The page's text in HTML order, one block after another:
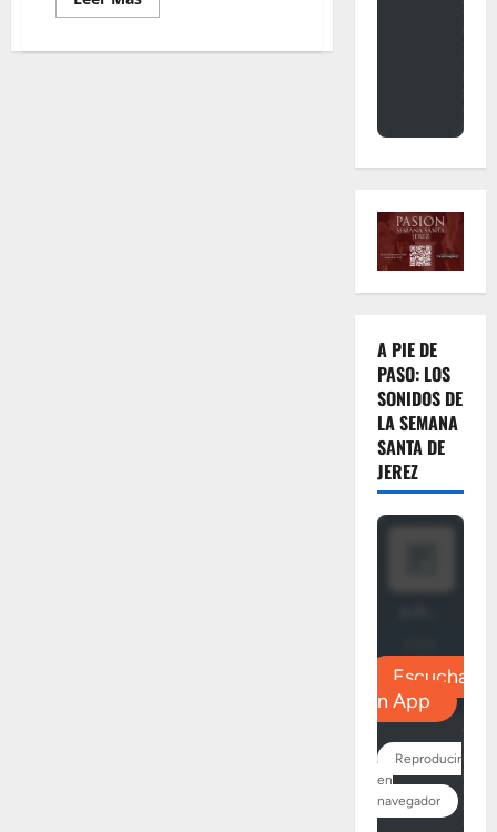
más
Triduo
A PIE DE
PASO: LOS
SONIDOS DE
LA SEMANA
SANTA DE
JEREZ